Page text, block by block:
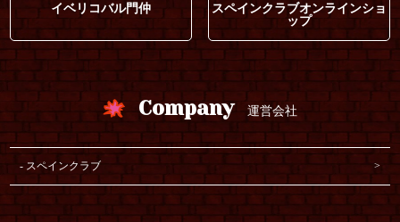
イベリコバル門仲
スペインクラブオンラインショ
ップ
Company 運営会社
スペインクラブ